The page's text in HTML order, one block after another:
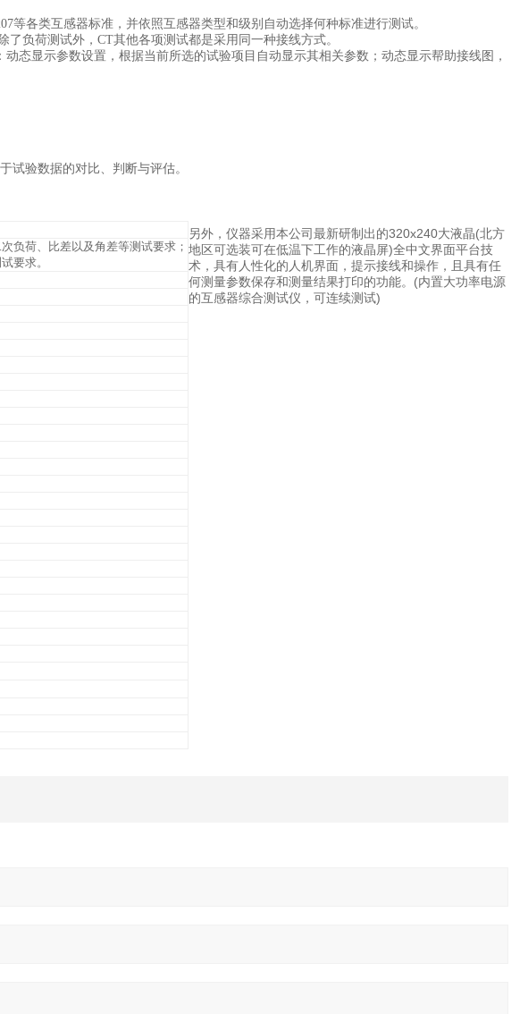
等各类互感器标准，并依照互感器类型和级别自动选择何种标准进行测试。
负荷测试外，CT其他各项测试都是采用同一种接线方式。
态显示参数设置，根据当前所选的试验项目自动显示其相关参数；动态显示帮助接线图，
试验数据的对比、判断与评估。
负荷、比差以及角差等测试要求；
要求。
另外，仪器采用本公司最新研制出的320x240大液晶(北方
地区可选装可在低温下工作的液晶屏)全中文界面平台技
术，具有人性化的人机界面，提示接线和操作，且具有任
何测量参数保存和测量结果打印的功能。(内置大功率电源
的互感器综合测试仪，可连续测试)